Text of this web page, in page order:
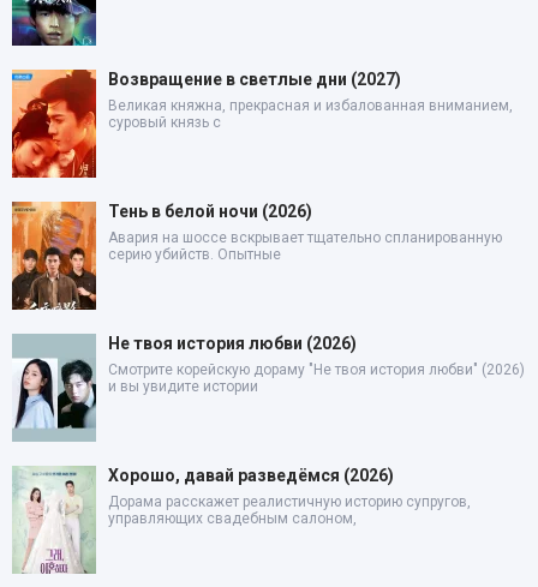
Возвращение в светлые дни (2027)
Великая княжна, прекрасная и избалованная вниманием,
суровый князь с
Тень в белой ночи (2026)
Авария на шоссе вскрывает тщательно спланированную
серию убийств. Опытные
Не твоя история любви (2026)
Смотрите корейскую дораму "Не твоя история любви" (2026)
и вы увидите истории
Хорошо, давай разведёмся (2026)
Дорама расскажет реалистичную историю супругов,
управляющих свадебным салоном,